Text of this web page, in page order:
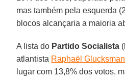
mas também pela esquerda
blocos alcançaria a maioria
A lista do Partido Socialista (
atlantista Raphaël
lugar com 13,8% dos votos,